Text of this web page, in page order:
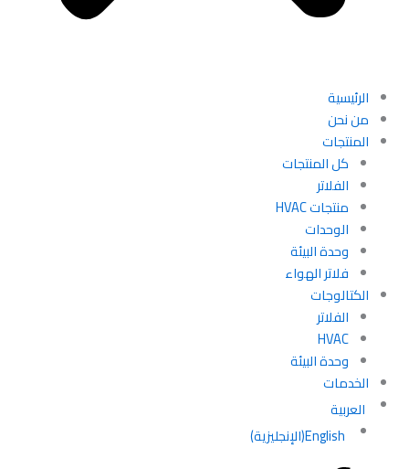
الرئيسية
من نحن
المنتجات
كل المنتجات
الفلاتر
منتجات HVAC
الوحدات
وحدة البيئة
فلاتر الهواء
الكتالوجات
الفلاتر
HVAC
وحدة البيئة
الخدمات
العربية
English
(الإنجليزية)